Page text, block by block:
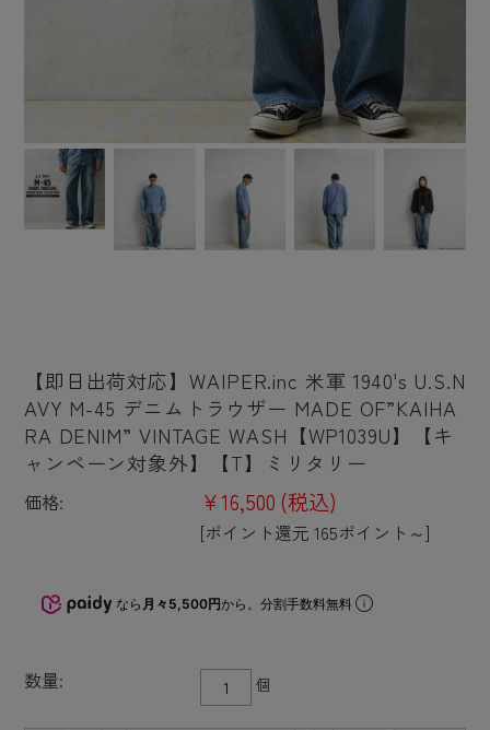
【即日出荷対応】WAIPER.inc 米軍 1940's U.S.N
AVY M-45 デニムトラウザー MADE OF”KAIHA
RA DENIM” VINTAGE WASH【WP1039U】【キ
ャンペーン対象外】【T】ミリタリー
価格: ¥16,500 (税込)
[ポイント還元 165ポイント～]
なら 月々5,500円から。分割手数料無料
数量: 個